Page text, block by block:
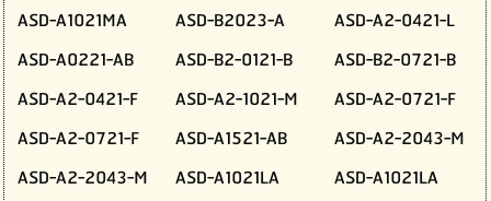
ASD-A1021MA
ASD-B2023-A
ASD-A2-0421-L
ASD-A0221-AB
ASD-B2-0121-B
ASD-B2-0721-B
ASD-A2-0421-F
ASD-A2-1021-M
ASD-A2-0721-F
ASD-A2-0721-F
ASD-A1521-AB
ASD-A2-2043-M
ASD-A2-2043-M
ASD-A1021LA
ASD-A1021LA